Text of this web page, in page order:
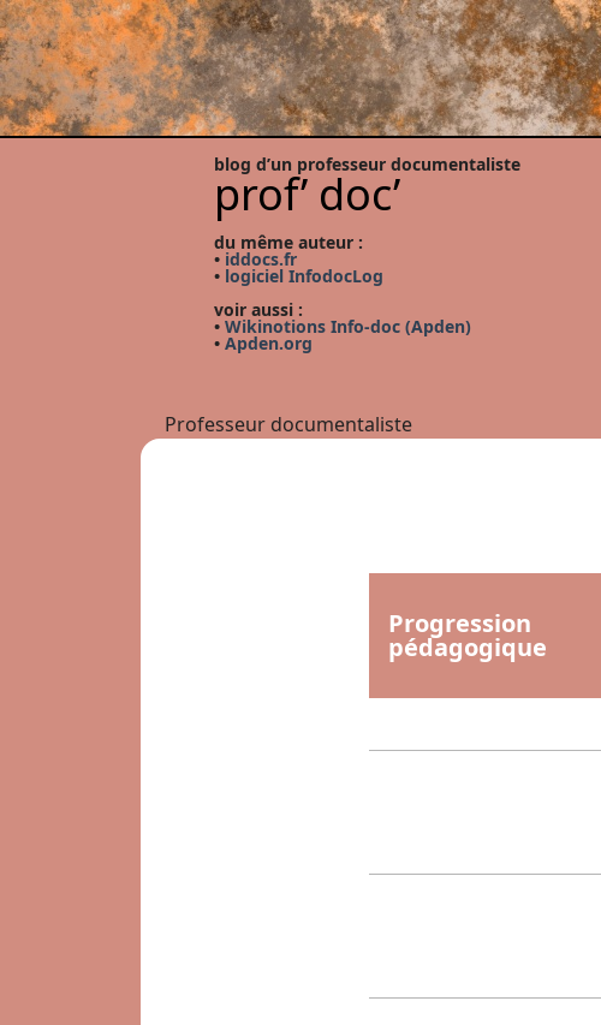
blog d’un professeur documentaliste
prof’ doc’
du même auteur :
• iddocs.fr
• logiciel InfodocLog
voir aussi :
• Wikinotions Info-doc (Apden)
• Apden.org
Professeur documentaliste
Progression
pédagogique